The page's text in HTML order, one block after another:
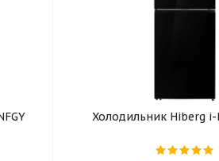
Холодильник Hiberg i-